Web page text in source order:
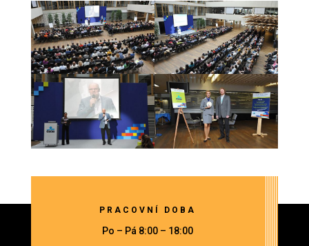
PRACOVNÍ DOBA
Po – Pá 8:00 – 18:00